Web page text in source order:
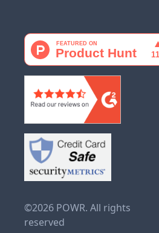
©2026 POWR. All rights
reserved